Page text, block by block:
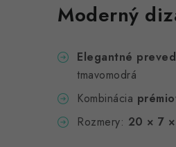
Moderný
Elegantné
tmavomodrá
Kombinácia
Rozmery: 20 × 7